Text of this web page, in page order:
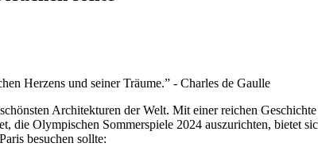
Herzens und seiner Träume.” - Charles de Gaulle
Architekturen der Welt. Mit einer reichen
die Olympischen Sommerspiele 2024 auszurichten, bietet
besuchen sollte: